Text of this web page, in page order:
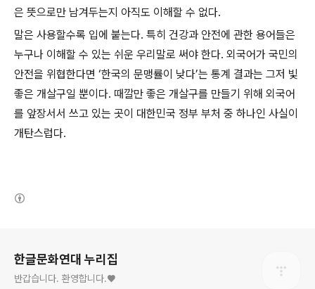
은 뜻으로만 남겨두는지 아직도 이해할 수 없다.
말은 사용할수록 입에 붙는다. 특히 건강과 안전에 관한 용어들은
누구나 이해할 수 있는 쉬운 우리말로 써야 한다. 외국어가 국민의
안전을 위협한다면 ‘한국의 문맹률이 낮다’는 통계 결과는 그저 빛
좋은 개살구일 뿐이다. 때깔만 좋은 개살구를 만들기 위해 외국어
를 앞장서서 쓰고 있는 곳이 대한민국 정부 부처 중 하나인 사실이
개탄스럽다.
한글문화연대 누리집
반갑습니다. 환영합니다.♥